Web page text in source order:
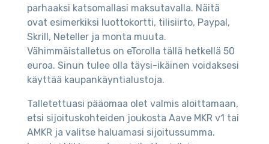
parhaaksi katsomallasi maksutavalla. Näitä
ovat esimerkiksi luottokortti, tilisiirto, Paypal,
Skrill, Neteller ja monta muuta.
Vähimmäistalletus on eTorolla tällä hetkellä 50
euroa. Sinun tulee olla täysi-ikäinen voidaksesi
käyttää kaupankäyntialustoja.
Talletettuasi pääomaa olet valmis aloittamaan,
etsi sijoituskohteiden joukosta Aave MKR v1 tai
AMKR ja valitse haluamasi sijoitussumma.